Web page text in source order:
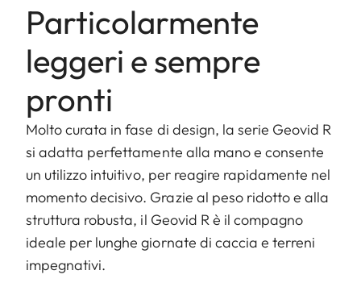
Particolarmente
leggeri e sempre
pronti
Molto curata in fase di design, la serie Geovid R
si adatta perfettamente alla mano e consente
un utilizzo intuitivo, per reagire rapidamente nel
momento decisivo. Grazie al peso ridotto e alla
struttura robusta, il Geovid R è il compagno
ideale per lunghe giornate di caccia e terreni
impegnativi.